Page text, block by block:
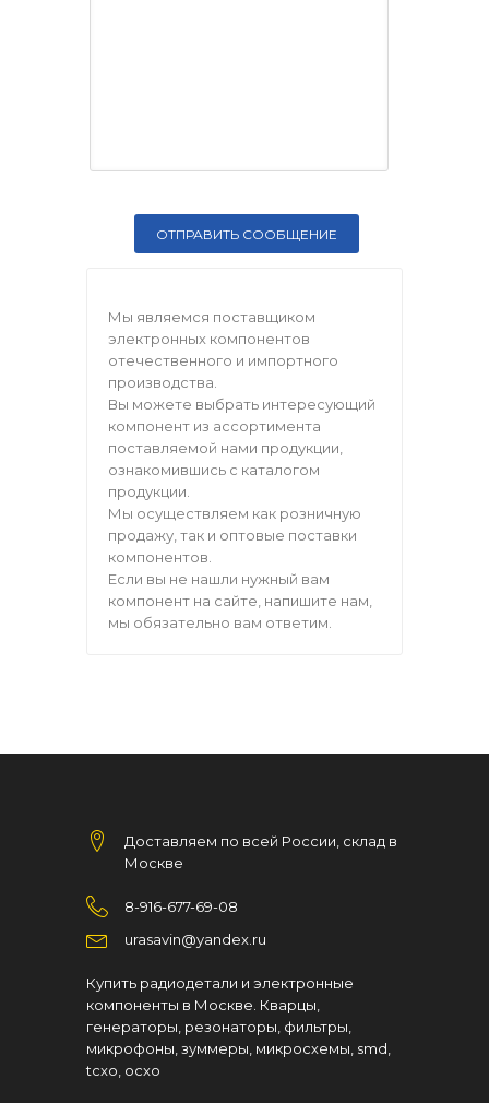
Мы являемся поставщиком
электронных компонентов
отечественного и импортного
производства.
Вы можете выбрать интересующий
компонент из ассортимента
поставляемой нами продукции,
ознакомившись с каталогом
продукции.
Мы осуществляем как розничную
продажу, так и оптовые поставки
компонентов.
Если вы не нашли нужный вам
компонент на сайте, напишите нам,
мы обязательно вам ответим.
Доставляем по всей России, склад в
Москве
8-916-677-69-08
urasavin@yandex.ru
Купить радиодетали и электронные
компоненты в Москве. Кварцы,
генераторы, резонаторы, фильтры,
микрофоны, зуммеры, микросхемы, smd,
tcxo, ocxo